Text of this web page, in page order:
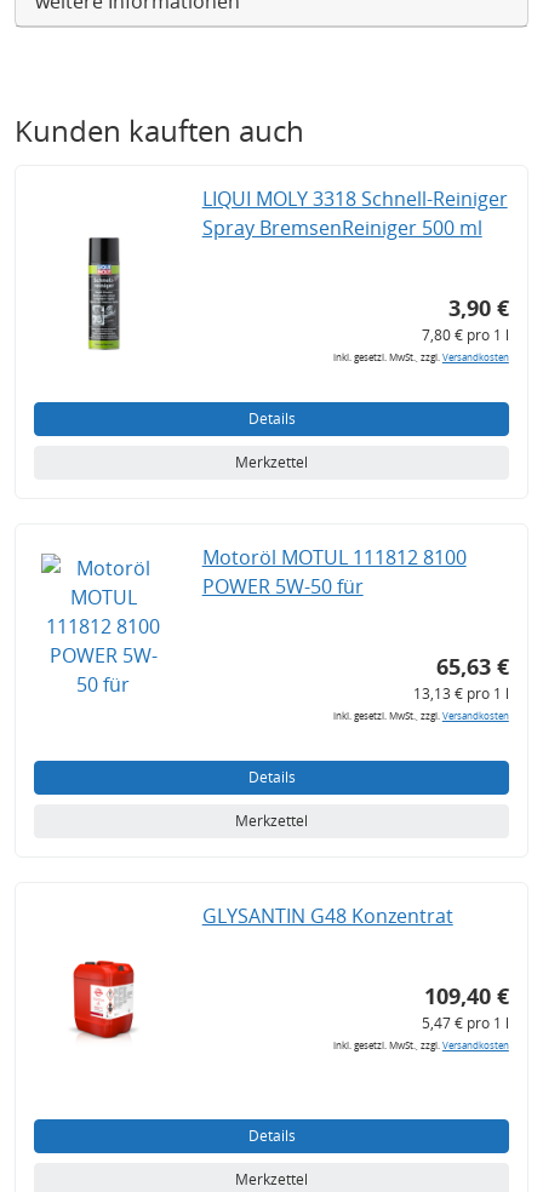
Kunden kauften auch
LIQUI MOLY 3318 Schnell-Reiniger
Spray BremsenReiniger 500 ml
3,90 €
7,80 € pro 1 l
inkl. gesetzl. MwSt., zzgl.Versandkosten
Details
Merkzettel
Motoröl MOTUL 111812 8100
POWER 5W-50 für
65,63 €
13,13 € pro 1 l
inkl. gesetzl. MwSt., zzgl.Versandkosten
Details
Merkzettel
GLYSANTIN G48 Konzentrat
109,40 €
5,47 € pro 1 l
inkl. gesetzl. MwSt., zzgl.Versandkosten
Details
Merkzettel